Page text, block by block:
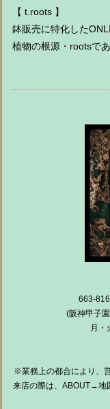
【 t.roots 】
鉢販売に特化した
植物の根源・rootsで
663-
(阪神甲子
月・
※業務上の都合により、
来店の際は、ABOUT→地